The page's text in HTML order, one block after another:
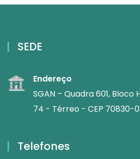
SEDE
Endereço
SGAN – Quadra 601, Bloco
74 - Térreo - CEP 70830-
Telefones